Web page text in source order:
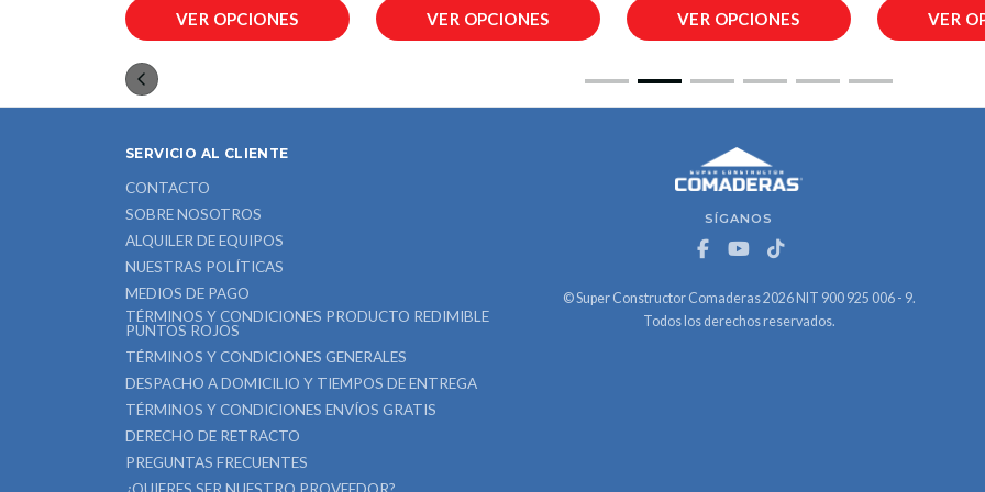
VER OPCIONES VER OPCIONES VER OPCIONES VER
SÍGANOS
© Super Constructor Comaderas 2026 NIT 900 925 006 - 9.
Todos los derechos reservados.
SERVICIO AL CLIENTE
CONTACTO
SOBRE NOSOTROS
ALQUILER DE EQUIPOS
NUESTRAS POLÍTICAS
MEDIOS DE PAGO
TÉRMINOS Y CONDICIONES PRODUCTO REDIMIBLE
PUNTOS ROJOS
TÉRMINOS Y CONDICIONES GENERALES
DESPACHO A DOMICILIO Y TIEMPOS DE ENTREGA
TÉRMINOS Y CONDICIONES ENVÍOS GRATIS
DERECHO DE RETRACTO
PREGUNTAS FRECUENTES